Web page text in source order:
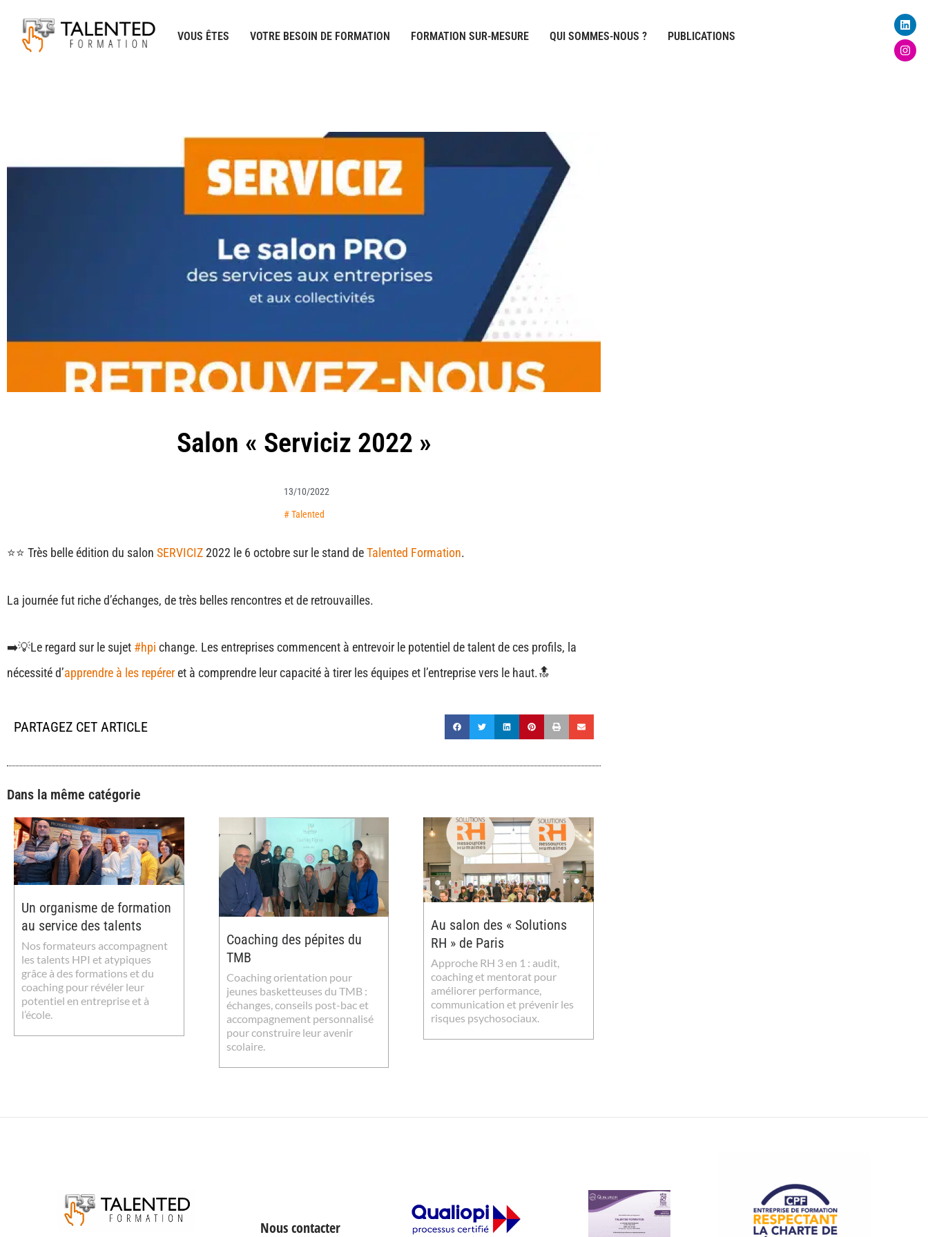
contenu
VOUS ÊTES VOTRE BESOIN DE FORMATION FORMATION SUR-MESURE QUI SOMMES-NOUS ? PUBLICATIONS
Salon « Serviciz 2022 »
13/10/2022
# Talented
⭐⭐ Très belle édition du salon SERVICIZ2022 le 6 octobre sur le stand deTalented Formation.
La journée fut riche d’échanges, de très belles rencontres et de retrouvailles.
➡️💡Le regard sur le sujet #hpi change. Les entreprises commencent à entrevoir le potentiel de talent de ces profils, la
nécessité d’apprendre à les repéreret à comprendre leur capacité à tirer les équipes et l’entreprise vers le haut.🔝
PARTAGEZ CET ARTICLE
Dans la même catégorie
Un organisme de formation
au service des talents
Nos formateurs accompagnent
les talents HPI et atypiques
grâce à des formations et du
coaching pour révéler leur
potentiel en entreprise et à
l’école.
Coaching des pépites du
TMB
Coaching orientation pour
jeunes basketteuses du TMB :
échanges, conseils post-bac et
accompagnement personnalisé
pour construire leur avenir
scolaire.
Au salon des « Solutions
RH » de Paris
Approche RH 3 en 1 : audit,
coaching et mentorat pour
améliorer performance,
communication et prévenir les
risques psychosociaux.
Nous contacter